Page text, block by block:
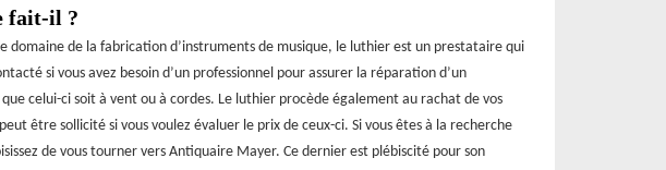
fait-il ?
domaine de la fabrication d’instruments de musique, le luthier est un prestataire qui
si vous avez besoin d’un professionnel pour assurer la réparation d’un
celui-ci soit à vent ou à cordes. Le luthier procède également au rachat de vos
être sollicité si vous voulez évaluer le prix de ceux-ci. Si vous êtes à la recherche
de vous tourner vers Antiquaire Mayer. Ce dernier est plébiscité pour son